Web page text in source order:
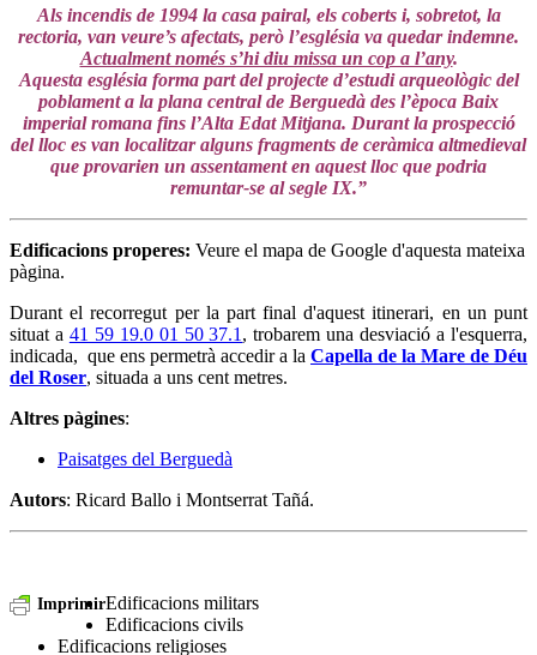
Als incendis de 1994 la casa pairal, els coberts i, sobretot, la
rectoria, van veure’s afectats, però l’església va quedar indemne.
Actualment només s’hi diu missa un cop a l’any.
Aquesta església forma part del projecte d’estudi arqueològic del
poblament a la plana central de Berguedà des l’època Baix
imperial romana fins l’Alta Edat Mitjana. Durant la prospecció
del lloc es van localitzar alguns fragments de ceràmica altmedieval
que provarien un assentament en aquest lloc que podria
remuntar-se al segle IX.”
Edificacions properes: Veure el mapa de Google d'aquesta mateixa
pàgina.
Durant el recorregut per la part final d'aquest itinerari, en un punt
situat a 41 59 19.0 01 50 37.1 , trobarem una desviació a l'esquerra,
indicada, que ens permetrà accedir a la Capella de la Mare de Déu
del Roser, situada a uns cent metres.
Altres pàgines:
Paisatges del Berguedà
Autors: Ricard Ballo i Montserrat Tañá.
ImprimirEdificacions militars
Edificacions civils
Edificacions religioses